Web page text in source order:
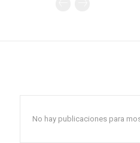
No hay publicaciones para